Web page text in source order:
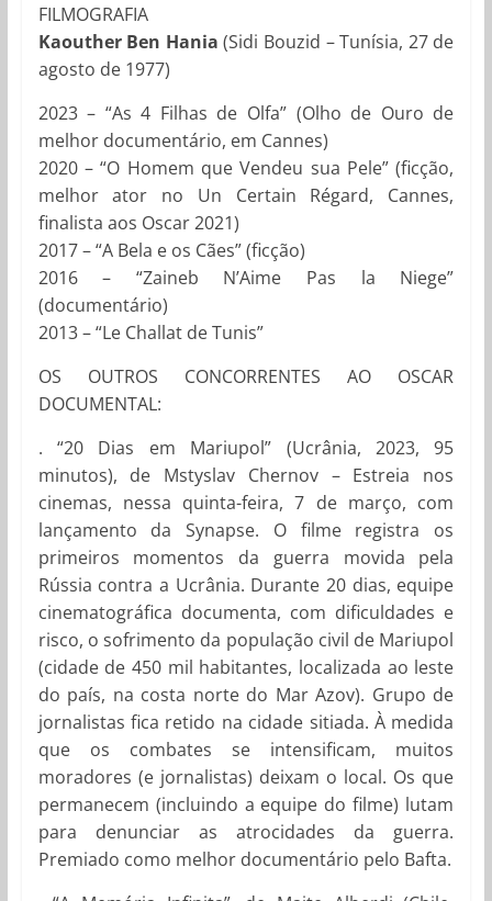
FILMOGRAFIA
Kaouther Ben Hania (Sidi Bouzid – Tunísia, 27 de
agosto de 1977)
2023 – “As 4 Filhas de Olfa” (Olho de Ouro de
melhor documentário, em Cannes)
2020 – “O Homem que Vendeu sua Pele” (ficção,
melhor ator no Un Certain Régard, Cannes,
finalista aos Oscar 2021)
2017 – “A Bela e os Cães” (ficção)
2016 – “Zaineb N’Aime Pas la Niege”
(documentário)
2013 – “Le Challat de Tunis”
OS OUTROS CONCORRENTES AO OSCAR
DOCUMENTAL:
. “20 Dias em Mariupol” (Ucrânia, 2023, 95
minutos), de Mstyslav Chernov – Estreia nos
cinemas, nessa quinta-feira, 7 de março, com
lançamento da Synapse. O filme registra os
primeiros momentos da guerra movida pela
Rússia contra a Ucrânia. Durante 20 dias, equipe
cinematográfica documenta, com dificuldades e
risco, o sofrimento da população civil de Mariupol
(cidade de 450 mil habitantes, localizada ao leste
do país, na costa norte do Mar Azov). Grupo de
jornalistas fica retido na cidade sitiada. À medida
que os combates se intensificam, muitos
moradores (e jornalistas) deixam o local. Os que
permanecem (incluindo a equipe do filme) lutam
para denunciar as atrocidades da guerra.
Premiado como melhor documentário pelo Bafta.